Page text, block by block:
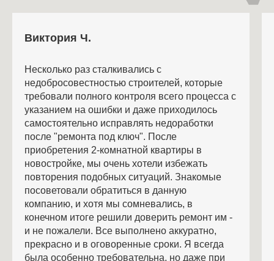
Виктория Ч.
Несколько раз сталкивались с
недобросовестностью строителей, которые
требовали полного контроля всего процесса с
указанием на ошибки и даже приходилось
самостоятельно исправлять недоработки
после "ремонта под ключ". После
приобретения 2-комнатной квартиры в
новостройке, мы очень хотели избежать
повторения подобных ситуаций. Знакомые
посоветовали обратиться в данную
компанию, и хотя мы сомневались, в
конечном итоге решили доверить ремонт им -
и не пожалели. Все выполнено аккуратно,
прекрасно и в оговоренные сроки. Я всегда
была особенно требовательна, но даже при